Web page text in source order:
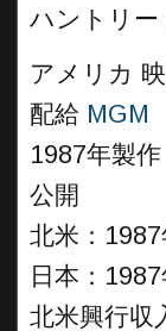
ハントリー
アメリカ
配給 MGM
1987年製
公開
北米：1987
日本：
北米興行収